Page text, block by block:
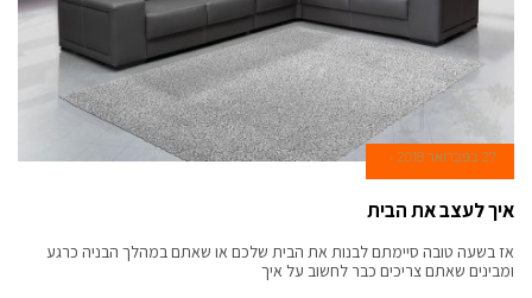
27 בפברואר 2018
איך לעצב את הבית
אז בשעה טובה סיימתם לבנות את הבית שלכם או שאתם במהלך הבניה כרגע
ומבינים שאתם צריכים כבר לחשוב על איך